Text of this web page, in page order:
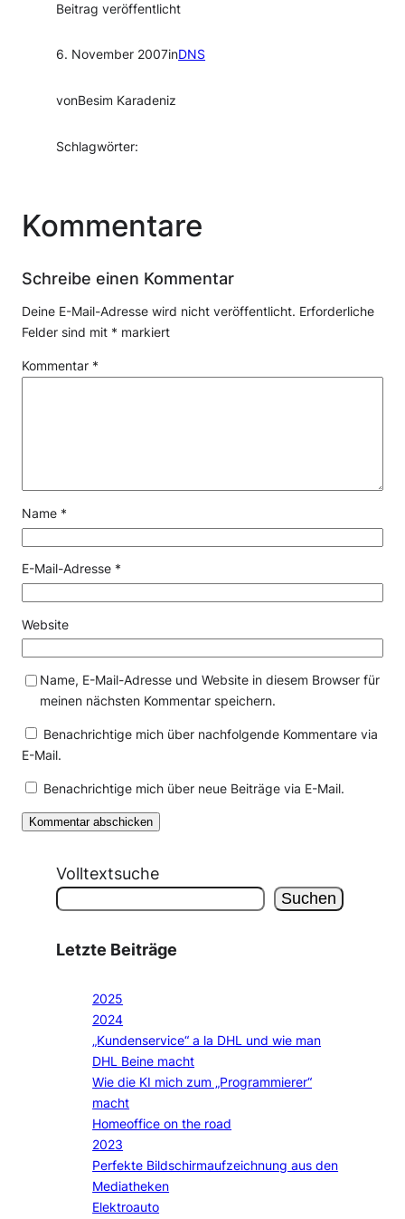
Beitrag veröffentlicht
6. November 2007inDNS
vonBesim Karadeniz
Schlagwörter:
Kommentare
Schreibe einen Kommentar
Deine E-Mail-Adresse wird nicht veröffentlicht. Erforderliche
Felder sind mit * markiert
Kommentar *
Name *
E-Mail-Adresse *
Website
Name, E-Mail-Adresse und Website in diesem Browser für
meinen nächsten Kommentar speichern.
Benachrichtige mich über nachfolgende Kommentare via
E-Mail.
Benachrichtige mich über neue Beiträge via E-Mail.
Volltextsuche
Suchen
Letzte Beiträge
2025
2024
„Kundenservice“ a la DHL und wie man
DHL Beine macht
Wie die KI mich zum „Programmierer“
macht
Homeoffice on the road
2023
Perfekte Bildschirmaufzeichnung aus den
Mediatheken
Elektroauto